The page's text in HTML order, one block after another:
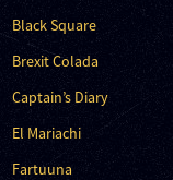
Black Square
Brexit Colada
Captain’s Diary
El Mariachi
Fartuuna